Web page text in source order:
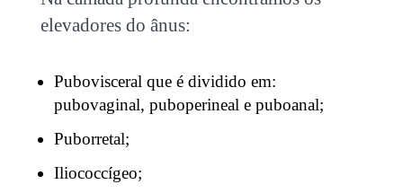
elevadores do ânus:
Pubovisceral que é dividido em:
pubovaginal, puboperineal e puboanal;
Puborretal;
Iliococcígeo;